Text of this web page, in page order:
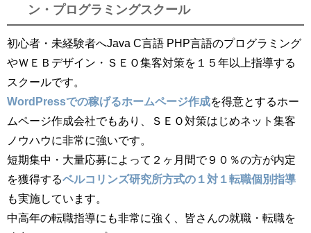
ン・プログラミングスクール
初心者・未経験者へJava C言語 PHP言語のプログラミング
やＷＥＢデザイン・ＳＥＯ集客対策を１５年以上指導する
スクールです。
WordPressでの稼げるホームページ作成を得意とするホー
ムページ作成会社でもあり、ＳＥＯ対策はじめネット集客
ノウハウに非常に強いです。
短期集中・大量応募によって２ヶ月間で９０％の方が内定
を獲得するベルコリンズ研究所方式の１対１転職個別指導
も実施しています。
中高年の転職指導にも非常に強く、皆さんの就職・転職を